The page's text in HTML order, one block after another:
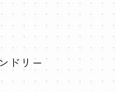
ドリー